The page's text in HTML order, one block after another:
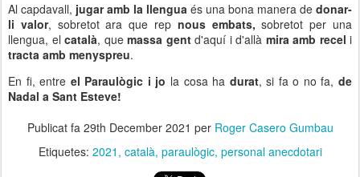
Al capdavall, jugar amb la llengua és una bona manera de donar-
li valor, sobretot ara que rep nous embats, sobretot per una
llengua, el català, que massa gentd'aquí i d'allà mira amb recel i
tracta amb menyspreu.
En fi, entre el Paraulògic i jo la cosa ha durat, si fa o no fa, de
Nadal a Sant Esteve!
Publicat fa 29th December 2021 per Roger Casero Gumbau
Etiquetes: 2021 català paraulògic personal anecdotari